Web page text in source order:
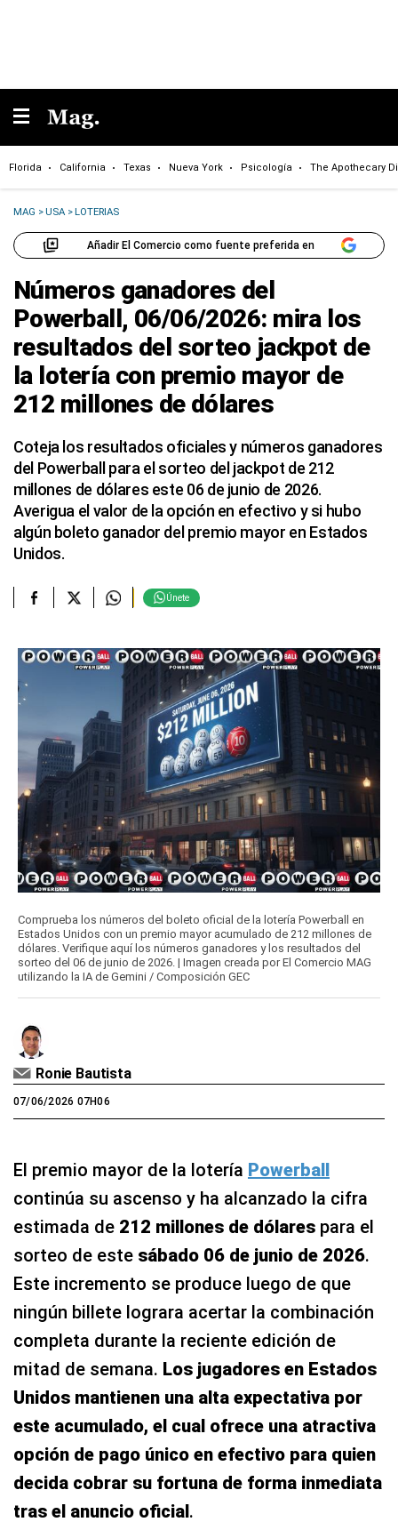
Florida California Texas Nueva York Psicología The Apothecary
MAG >USA >LOTERIAS
Añadir El Comercio como fuente preferida en
Números ganadores del
Powerball, 06/06/2026: mira los
resultados del sorteo jackpot de
la lotería con premio mayor de
212 millones de dólares
Coteja los resultados oficiales y números ganadores
del Powerball para el sorteo del jackpot de 212
millones de dólares este 06 de junio de 2026.
Averigua el valor de la opción en efectivo y si hubo
algún boleto ganador del premio mayor en Estados
Unidos.
Únete
Comprueba los números del boleto oficial de la lotería Powerball en
Estados Unidos con un premio mayor acumulado de 212 millones de
dólares. Verifique aquí los números ganadores y los resultados del
sorteo del 06 de junio de 2026. | Imagen creada por El Comercio MAG
utilizando la IA de Gemini / Composición GEC
Ronie Bautista
07/06/2026 07H06
El premio mayor de la lotería Powerball
continúa su ascenso y ha alcanzado la cifra
estimada de 212 millones de dólares para el
sorteo de este sábado 06 de junio de 2026.
Este incremento se produce luego de que
ningún billete lograra acertar la combinación
completa durante la reciente edición de
mitad de semana. Los jugadores en Estados
Unidos mantienen una alta expectativa por
este acumulado, el cual ofrece una atractiva
opción de pago único en efectivo para quien
decida cobrar su fortuna de forma inmediata
tras el anuncio oficial.